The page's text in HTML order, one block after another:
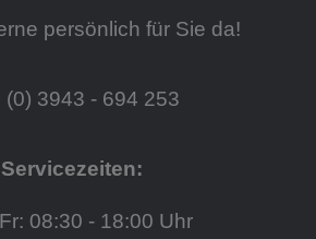
persönlich für Sie da!
(0) 3943 - 694 253
Servicezeiten:
08:30 - 18:00 Uhr